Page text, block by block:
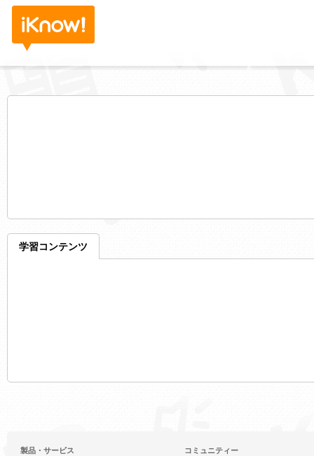
学習コンテンツ
製品・サービス コミュニティー